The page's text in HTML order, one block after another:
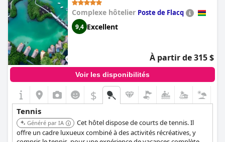
Complexe hôtelier Poste de Flacq
9,4 Excellent
À partir de 315 $
Voir les disponibilités
$
Tennis
Généré par IA
Cet hôtel dispose de courts de tennis. Il
offre un cadre luxueux combiné à des activités récréatives, y